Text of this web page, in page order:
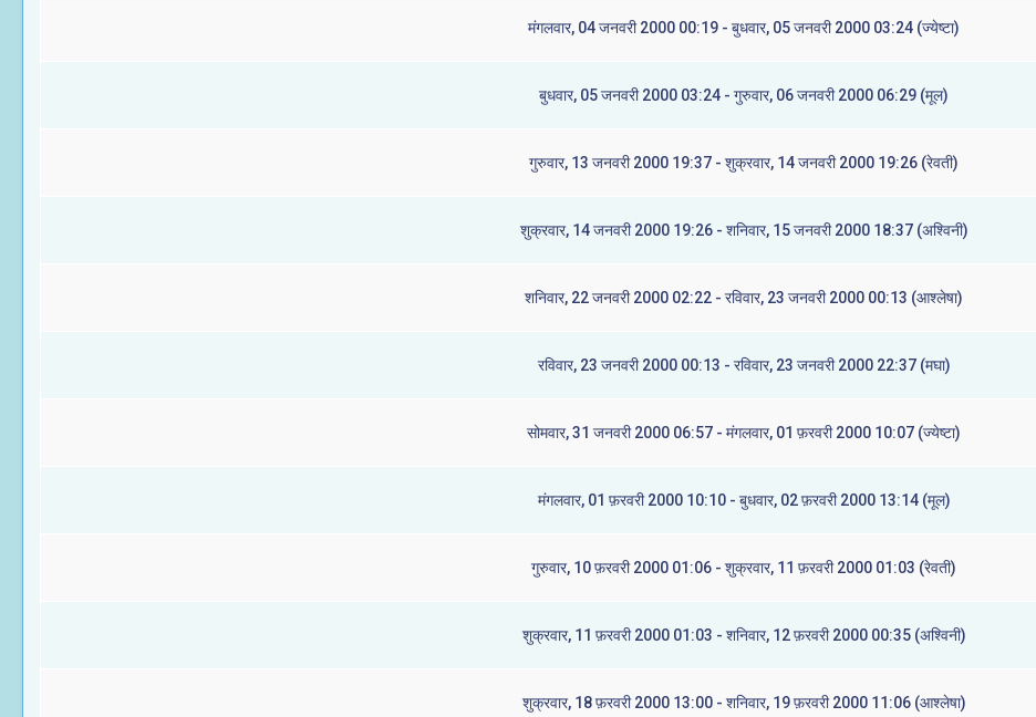
मंगलवार, 04 जनवरी 2000 00:19 - बुधवार, 05 जनवरी 2000 03:24 (ज्येष्टा)
बुधवार, 05 जनवरी 2000 03:24 - गुरुवार, 06 जनवरी 2000 06:29 (मूल)
गुरुवार, 13 जनवरी 2000 19:37 - शुक्रवार, 14 जनवरी 2000 19:26 (रेवती)
शुक्रवार, 14 जनवरी 2000 19:26 - शनिवार, 15 जनवरी 2000 18:37 (अश्विनी)
शनिवार, 22 जनवरी 2000 02:22 - रविवार, 23 जनवरी 2000 00:13 (आश्लेषा)
रविवार, 23 जनवरी 2000 00:13 - रविवार, 23 जनवरी 2000 22:37 (मघा)
सोमवार, 31 जनवरी 2000 06:57 - मंगलवार, 01 फ़रवरी 2000 10:07 (ज्येष्टा)
मंगलवार, 01 फ़रवरी 2000 10:10 - बुधवार, 02 फ़रवरी 2000 13:14 (मूल)
गुरुवार, 10 फ़रवरी 2000 01:06 - शुक्रवार, 11 फ़रवरी 2000 01:03 (रेवती)
शुक्रवार, 11 फ़रवरी 2000 01:03 - शनिवार, 12 फ़रवरी 2000 00:35 (अश्विनी)
शुक्रवार, 18 फ़रवरी 2000 13:00 - शनिवार, 19 फ़रवरी 2000 11:06 (आश्लेषा)